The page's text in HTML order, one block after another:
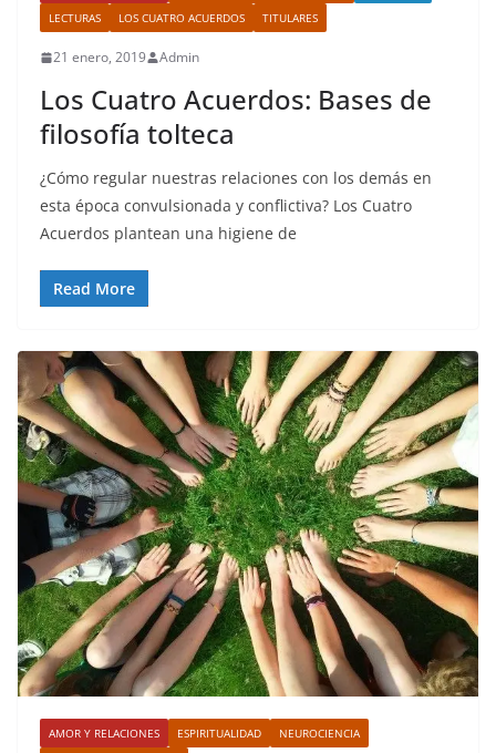
LECTURAS
LOS CUATRO ACUERDOS TITULARES
21 enero, 2019 Admin
Los Cuatro Acuerdos: Bases de
filosofía tolteca
¿Cómo regular nuestras relaciones con los demás en
esta época convulsionada y conflictiva? Los Cuatro
Acuerdos plantean una higiene de
Read More
AMOR Y RELACIONES ESPIRITUALIDAD
NEUROCIENCIA